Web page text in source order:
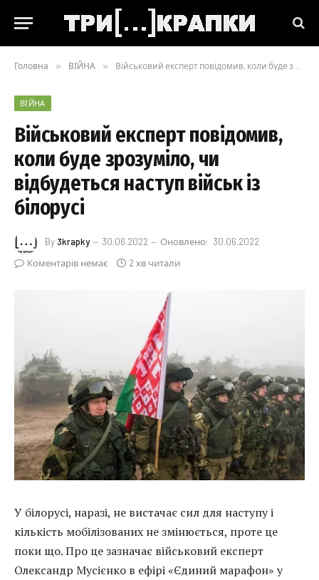
Головна » ВІЙНА » Військовий експерт повідомив, коли буде зрозуміло, чи відбудеться наступ військ із білорусі
ВІЙНА
Військовий експерт повідомив,
коли буде зрозуміло, чи
відбудеться наступ військ із
білорусі
By 3krapky 30.06.2022 Оновлено: 30.06.2022
Коментарів немає
2 хв читали
У білорусі, наразі, не вистачає сил для наступу і
кількість мобілізованих не змінюється, проте це
поки що. Про це зазначає військовий експерт
Олександр Мусієнко в ефірі «Єдиний марафон» у